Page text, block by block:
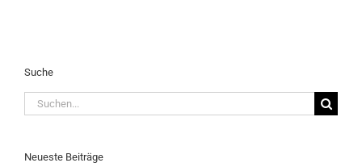
Suche
Suche
nach:
Neueste Beiträge